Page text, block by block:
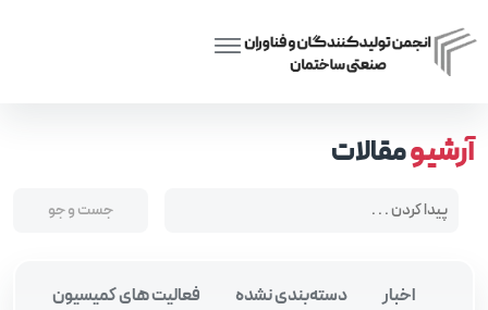
آرشیومقالات
اخبار دسته‌بندی نشده
فعالیت های کمیسیون